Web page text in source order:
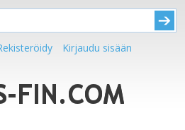
Kirjaudu sisään